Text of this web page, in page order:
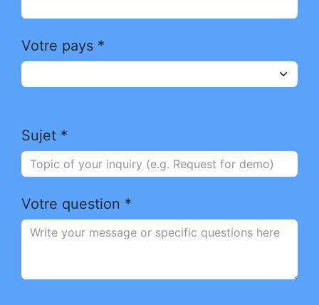
Votre pays *
Sujet *
Votre question *